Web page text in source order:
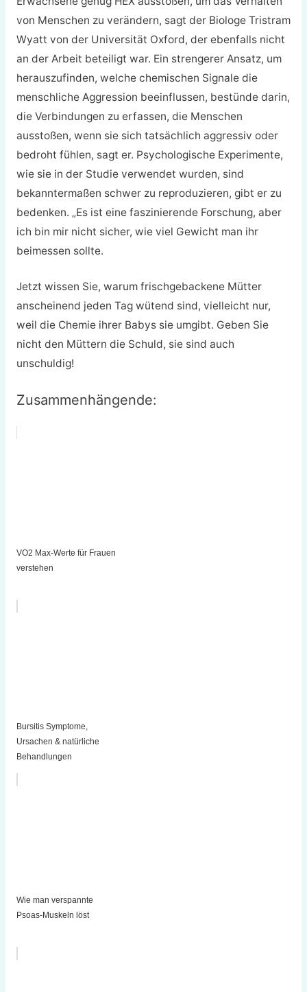
von Menschen zu verändern, sagt der Biologe Tristram
Wyatt von der Universität Oxford, der ebenfalls nicht
an der Arbeit beteiligt war. Ein strengerer Ansatz, um
herauszufinden, welche chemischen Signale die
menschliche Aggression beeinflussen, bestünde darin,
die Verbindungen zu erfassen, die Menschen
ausstoßen, wenn sie sich tatsächlich aggressiv oder
bedroht fühlen, sagt er. Psychologische Experimente,
wie sie in der Studie verwendet wurden, sind
bekanntermaßen schwer zu reproduzieren, gibt er zu
bedenken. „Es ist eine faszinierende Forschung, aber
ich bin mir nicht sicher, wie viel Gewicht man ihr
beimessen sollte.
Jetzt wissen Sie, warum frischgebackene Mütter
anscheinend jeden Tag wütend sind, vielleicht nur,
weil die Chemie ihrer Babys sie umgibt. Geben Sie
nicht den Müttern die Schuld, sie sind auch
unschuldig!
Zusammenhängende:
VO2 Max-Werte für Frauen
verstehen
Bursitis Symptome,
Ursachen & natürliche
Behandlungen
Wie man verspannte
Psoas-Muskeln löst